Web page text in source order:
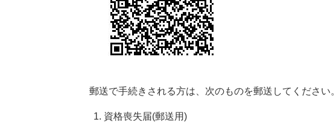
郵送で手続きされる方は、次のものを郵送してください。
資格喪失届(郵送用)